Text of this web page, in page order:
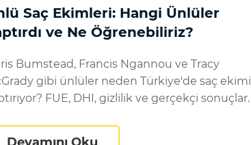
Dürüst Karşılaştırması
Saç Ekimleri: Hangi Ünlüler
ve Ne Öğrenebiliriz?
Bumstead, Francis Ngannou ve Tracy
gibi ünlüler neden Türkiye'de saç ekimi
FUE, DHI, gizlilik ve gerçekçi sonuçlar.